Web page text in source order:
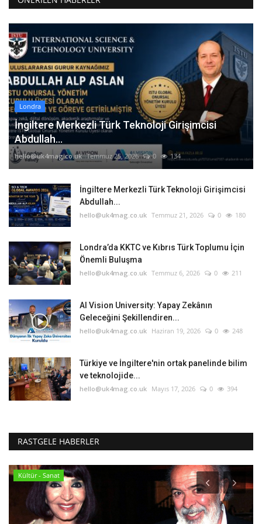
Londra
İngiltere Merkezli Türk Teknoloji Girişimcisi
Abdullah...
hello@uk4mag.co.uk Temmuz 25, 2026 0 134
İngiltere Merkezli Türk Teknoloji Girişimcisi
Abdullah...
hello@uk4mag.co.uk Temmuz 21, 2026 0 180
Londra’da KKTC ve Kıbrıs Türk Toplumu İçin
Önemli Buluşma
hello@uk4mag.co.uk Temmuz 6, 2026 0 211
AI Vision University: Yapay Zekânın
Geleceğini Şekillendiren...
hello@uk4mag.co.uk Haziran 19, 2026 0 248
Türkiye ve İngiltere'nin ortak panelinde bilim
ve teknolojide...
hello@uk4mag.co.uk Mayıs 17, 2026 0 394
RASTGELE HABERLER
Kültür - Sanat